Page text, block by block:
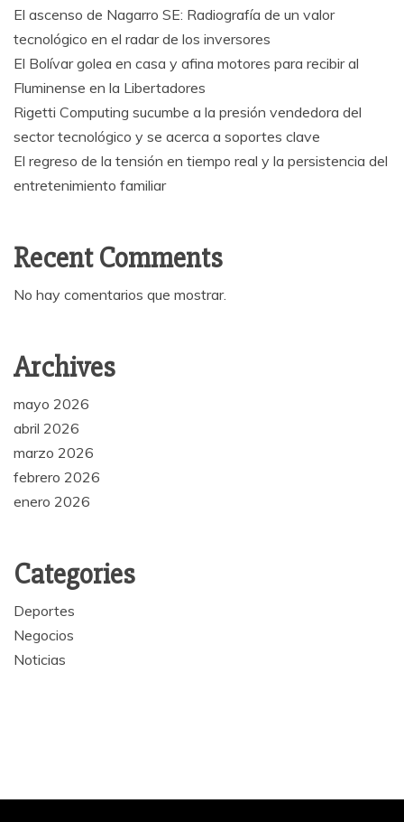
El ascenso de Nagarro SE: Radiografía de un valor
tecnológico en el radar de los inversores
El Bolívar golea en casa y afina motores para recibir al
Fluminense en la Libertadores
Rigetti Computing sucumbe a la presión vendedora del
sector tecnológico y se acerca a soportes clave
El regreso de la tensión en tiempo real y la persistencia del
entretenimiento familiar
Recent Comments
No hay comentarios que mostrar.
Archives
mayo 2026
abril 2026
marzo 2026
febrero 2026
enero 2026
Categories
Deportes
Negocios
Noticias